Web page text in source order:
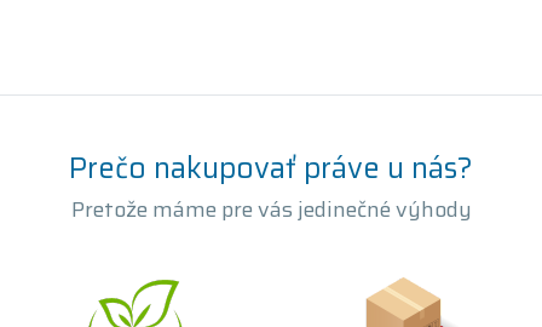
Prečo nakupovať práve u nás?
Pretože máme pre vás jedinečné výhody